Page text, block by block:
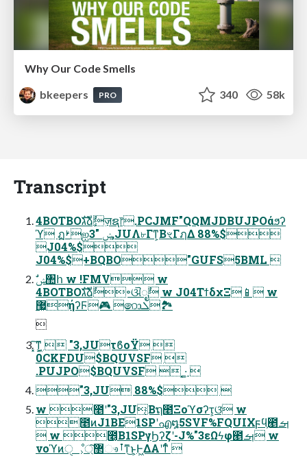
Why Our Code Smells
bkeepers
PRO 340 58k
Transcript
4BOTBOגࣜձࣾٕज़ຊ෦.PCJMF"QQMJDBUJPOάϧʔ
ϓ ฏࢁஐݾ "3,JUΛ৮Γͳ͕ΒৼΓฦΔ 88%$
J04%$
J04%$+BQBO"GUFS5BML 
4BOTBOגࣜձࣾ৽ଔೖࣾ w J04ΤϯδχΞ📱 w
޷͖ήʔϜ🎮 ෩ܠ🏞

͓͠ͳ͕͖  "3,JUτϐοΫ 
0CKFDU$BQUVSF 
.PUJPO$BQUVSF  ͓·͚ 
"3,JU 88%$ 
w ೥ʹ"3,JU͔Βຖ೥Ξοϓσʔτ͕ଓ͘ w
೥ͷJ1BE1SPʹഎ໘5SVF%FQUIΧϝϥ͕౥ࡌ
 w ೥͔Β1SPγϦʔζʹ-J%"3εΩϟφ౥ࡌ w
νοϓͷੑೳ͕޲্͠ෳࡶͳ͜ͱ͕Ͱ͖ΔΑ͏ʹͳͬͨ 